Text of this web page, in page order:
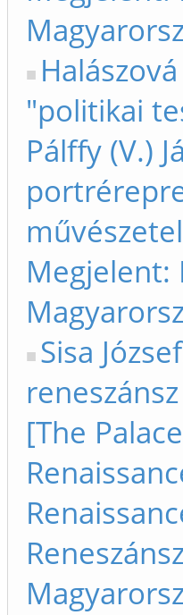
"politikai
Pálffy (V.)
Megjelent:
Sisa
[The